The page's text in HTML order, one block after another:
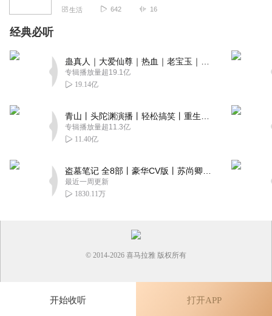
生活 642 16
经典必听
专辑播放量超19.1亿
19.14亿
专辑播放量超11.3亿
11.40亿
最近一周更新
1830.11万
开始收听 打开APP
© 2014-2026 喜马拉雅 版权所有